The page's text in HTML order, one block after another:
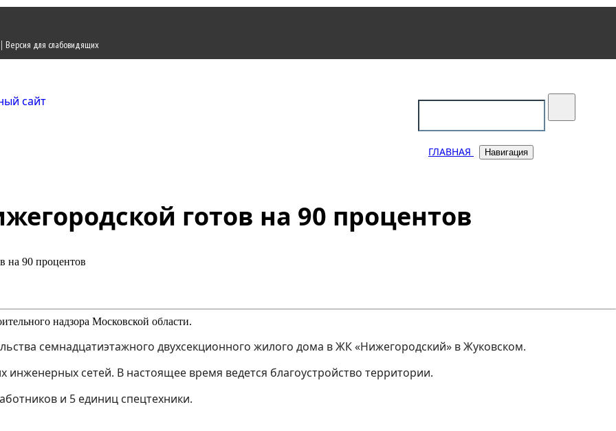
| Версия для слабовидящих
ГЛАВНАЯ Навигация
готов на 90 процентов
на 90 процентов
надзора Московской области.
семнадцатиэтажного двухсекционного жилого дома в ЖК «Нижегородский» в Жуковском.
сетей. В настоящее время ведется благоустройство территории.
и 5 единиц спецтехники.